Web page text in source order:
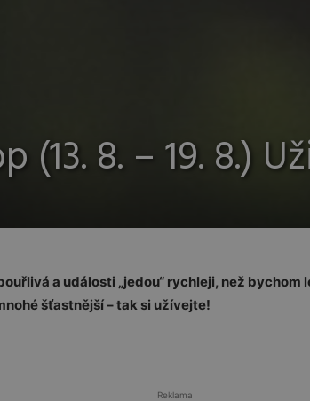
(13. 8. – 19. 8.)
a události „jedou“ rychleji, než
šťastnější – tak si užívejte!
Reklama